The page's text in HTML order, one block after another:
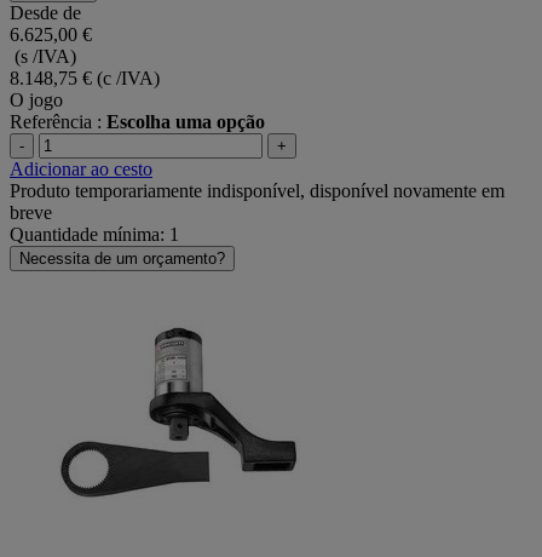
Desde de
6.625,00 €
(s /IVA)
8.148,75 € (c /IVA)
O jogo
Referência : Escolha uma opção
- +
Adicionar ao cesto
Produto temporariamente indisponível, disponível novamente em
breve
Quantidade mínima: 1
Necessita de um orçamento?